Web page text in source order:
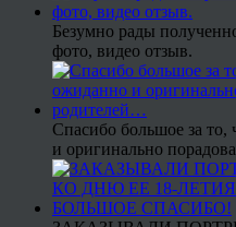
Безумно рады
фото, видео отзыв.
Спасибо большое за
и оригинально